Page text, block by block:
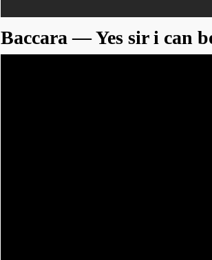
Baccara — Yes sir i can